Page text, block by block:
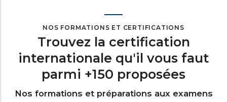
NOS FORMATIONS ET CERTIFICATIONS
Trouvez la certification
internationale qu'il vous faut
parmi +150 proposées
Nos formations et préparations aux examens